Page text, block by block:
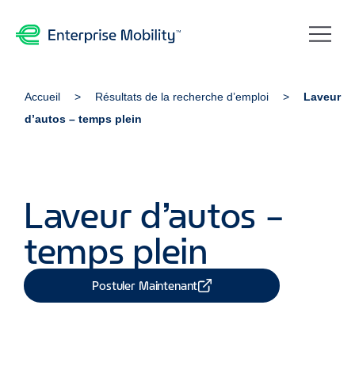
Accueil Résultats de la recherche d’emploi
Laveur
d’autos – temps plein
Laveur d’autos –
temps plein
Postuler Maintenant